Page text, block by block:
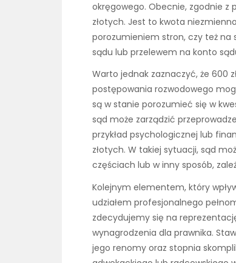
okręgowego. Obecnie, zgodnie z
złotych. Jest to kwota
porozumieniem stron, czy też na
sądu lub przelewem na konto
Warto jednak zaznaczyć, że 600
postępowania rozwodowego
są w stanie porozumieć się w
sąd może zarządzić
przykład psychologicznej lub
złotych. W takiej sytuacji, sąd
częściach lub w inny sposób,
Kolejnym elementem, który
udziałem profesjonalnego
zdecydujemy się na
wynagrodzenia dla prawnika.
jego renomy oraz stopnia